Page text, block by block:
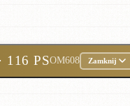
· 116 PSOM608 Zamknij